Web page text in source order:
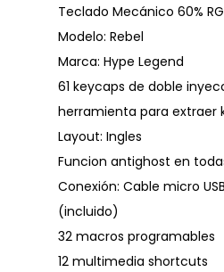
Teclado Mecánico 60%
Modelo: Rebel
Marca: Hype Legend
61 keycaps de doble
herramienta para extraer
Layout: Ingles
Funcion antighost en
Conexión: Cable micro
(incluido)
32 macros programables
12 multimedia shortcuts